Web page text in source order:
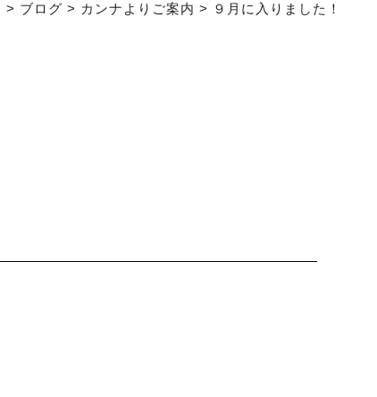
> ブログ > カンナよりご案内 > ９月に入りました！